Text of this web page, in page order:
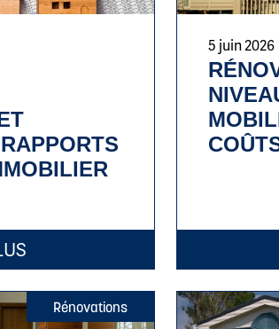
5 juin 2026
Rénovations